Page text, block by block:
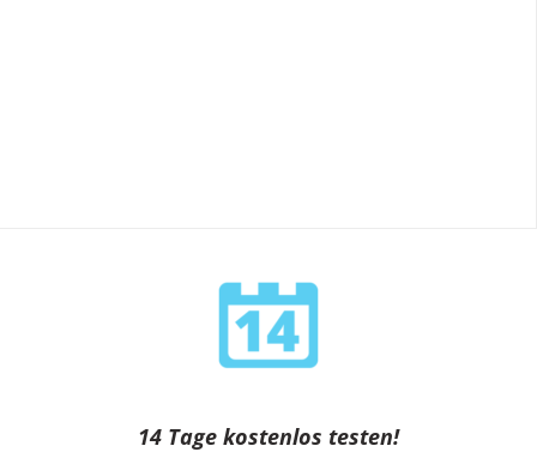
14 Tage kostenlos testen!